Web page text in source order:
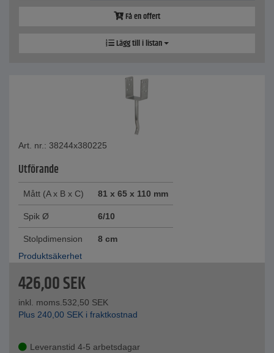
Få en offert
Lägg till i listan
Art. nr.: 38244x380225
Utförande
Mått (A x B x C) 81 x 65 x 110 mm
Spik Ø 6/10
Stolpdimension
8 cm
Produktsäkerhet
426,00SEK
inkl. moms.532,50 SEK
Plus 240,00 SEK i fraktkostnad
Leveranstid 4-5 arbetsdagar